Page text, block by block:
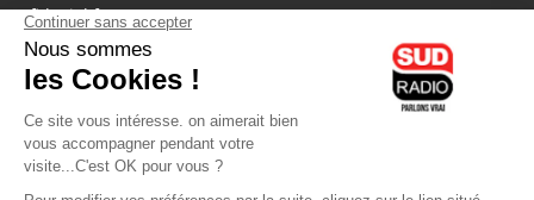
fiducial.fr
lyoncapitale.fr
olympique-et-lyonnais.com
L'application Iphone / Android
Téléchargez l'application